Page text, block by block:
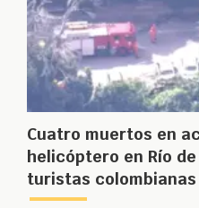
Cuatro muertos en
helicóptero en Río
turistas colombianas